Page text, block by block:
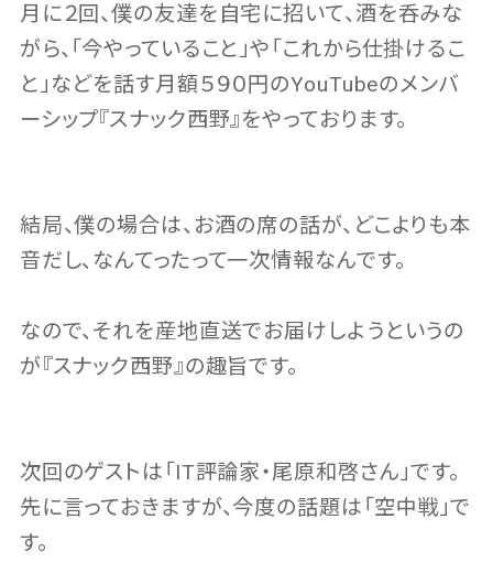
月に２回、僕の友達を自宅に招いて、酒を呑みな
がら、「今やっていること」や「これから仕掛けるこ
と」などを話す月額５９０円のYouTubeのメンバ
ーシップ『スナック西野』をやっております。
結局、僕の場合は、お酒の席の話が、どこよりも本
音だし、なんてったって一次情報なんです。
なので、それを産地直送でお届けしようというの
が『スナック西野』の趣旨です。
次回のゲストは「IT評論家・尾原和啓さん」です。
先に言っておきますが、今度の話題は「空中戦」で
す。